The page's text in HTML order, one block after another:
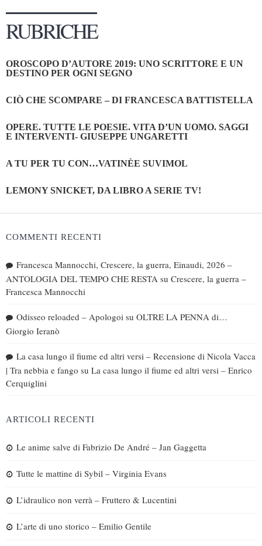
RUBRICHE
OROSCOPO D’AUTORE 2019: UNO SCRITTORE E UN
DESTINO PER OGNI SEGNO
CIÒ CHE SCOMPARE – DI FRANCESCA BATTISTELLA
OPERE. TUTTE LE POESIE. VITA D’UN UOMO. SAGGI
E INTERVENTI- GIUSEPPE UNGARETTI
A TU PER TU CON…VATINÈE SUVIMOL
LEMONY SNICKET, DA LIBRO A SERIE TV!
COMMENTI RECENTI
Francesca Mannocchi, Crescere, la guerra, Einaudi, 2026 –
ANTOLOGIA DEL TEMPO CHE RESTA su Crescere, la guerra –
Francesca Mannocchi
Odisseo reloaded – Apologoi su OLTRE LA PENNA di…
Giorgio Ieranò
La casa lungo il fiume ed altri versi – Recensione di Nicola Vacca
| Tra nebbia e fango su La casa lungo il fiume ed altri versi – Enrico
Cerquiglini
ARTICOLI RECENTI
Le anime salve di Fabrizio De André – Jan Gaggetta
Tutte le mattine di Sybil – Virginia Evans
L’idraulico non verrà – Fruttero & Lucentini
L’arte di uno storico – Emilio Gentile